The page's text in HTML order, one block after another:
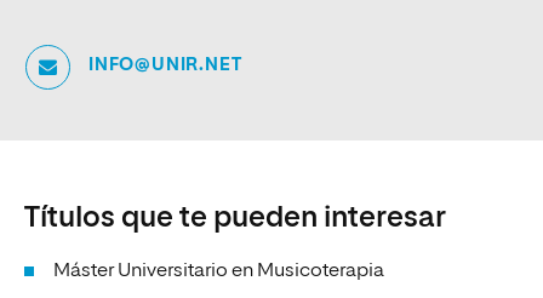
INFO@UNIR.NET
Títulos que te pueden interesar
Máster Universitario en Musicoterapia